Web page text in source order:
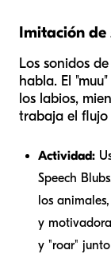
Imitación de
Los sonidos
habla. El
los labios,
trabaja el flujo
Actividad:
Speech
los
y
y "roar"